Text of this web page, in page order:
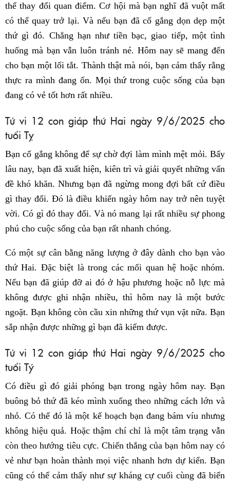
thể thay đổi quan điểm. Cơ hội mà bạn nghĩ đã vuột mất
có thể quay trở lại. Và nếu bạn đã cố gắng dọn dẹp một
thứ gì đó. Chẳng hạn như tiền bạc, giao tiếp, một tình
huống mà bạn vẫn luôn tránh né. Hôm nay sẽ mang đến
cho bạn một lối tắt. Thành thật mà nói, bạn cảm thấy rằng
thực ra mình đang ổn. Mọi thứ trong cuộc sống của bạn
đang có vẻ tốt hơn rất nhiều.
Tử vi 12 con giáp thứ Hai ngày 9/6/2025 cho
tuổi Tỵ
Bạn cố gắng không để sự chờ đợi làm mình mệt mỏi. Bấy
lâu nay, bạn đã xuất hiện, kiên trì và giải quyết những vấn
đề khó khăn. Nhưng bạn đã ngừng mong đợi bất cứ điều
gì thay đổi. Đó là điều khiến ngày hôm nay trở nên tuyệt
vời. Có gì đó thay đổi. Và nó mang lại rất nhiều sự phong
phú cho cuộc sống của bạn rất nhanh chóng.
Có một sự cân bằng năng lượng ở đây dành cho bạn vào
thứ Hai. Đặc biệt là trong các mối quan hệ hoặc nhóm.
Nếu bạn đã giúp đỡ ai đó ở hậu phương hoặc nỗ lực mà
không được ghi nhận nhiều, thì hôm nay là một bước
ngoặt. Bạn không còn cầu xin những thứ vụn vặt nữa. Bạn
sắp nhận được những gì bạn đã kiếm được.
Tử vi 12 con giáp thứ Hai ngày 9/6/2025 cho
tuổi Tý
Có điều gì đó giải phóng bạn trong ngày hôm nay. Bạn
buông bỏ thứ đã kéo mình xuống theo những cách lớn và
nhỏ. Có thể đó là một kế hoạch bạn đang bám víu nhưng
không hiệu quả. Hoặc thậm chí chỉ là một tâm trạng vẫn
còn theo hướng tiêu cực. Chiến thắng của bạn hôm nay có
vẻ như bạn hoàn thành mọi việc nhanh hơn dự kiến. Bạn
cũng có thể cảm thấy như sự kháng cự cuối cùng đã biến